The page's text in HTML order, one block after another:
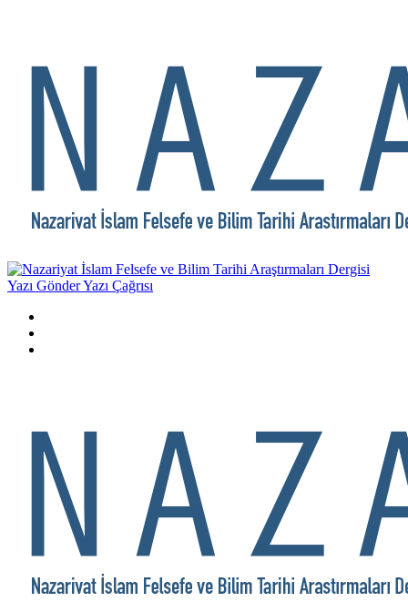
Yazı GönderYazı Çağrısı